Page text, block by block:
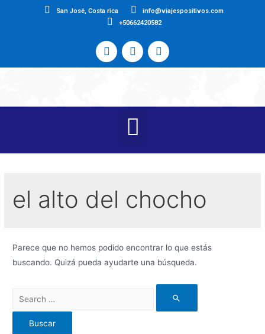
San José, Costa rica
info@viajespositivos.com
+50662420582
el alto del chocho
Parece que no hemos podido encontrar lo que estás
buscando. Quizá pueda ayudarte una búsqueda.